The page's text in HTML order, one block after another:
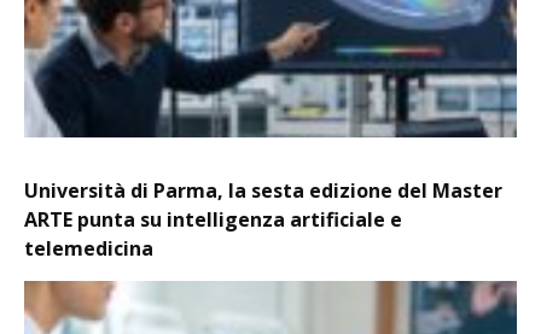
Università di Parma, la sesta edizione del Master
ARTE punta su intelligenza artificiale e
telemedicina